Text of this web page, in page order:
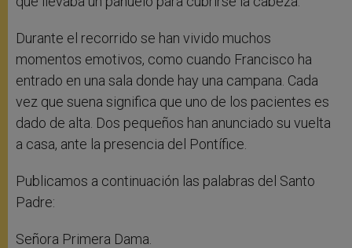
Durante el recorrido se han vivido muchos
momentos emotivos, como cuando Francisco ha
entrado en una sala donde hay una campana. Cada
vez que suena significa que uno de los pacientes es
dado de alta. Dos pequeños han anunciado su vuelta
a casa, ante la presencia del Pontífice.
Publicamos a continuación las palabras del Santo
Padre:
Señora Primera Dama.